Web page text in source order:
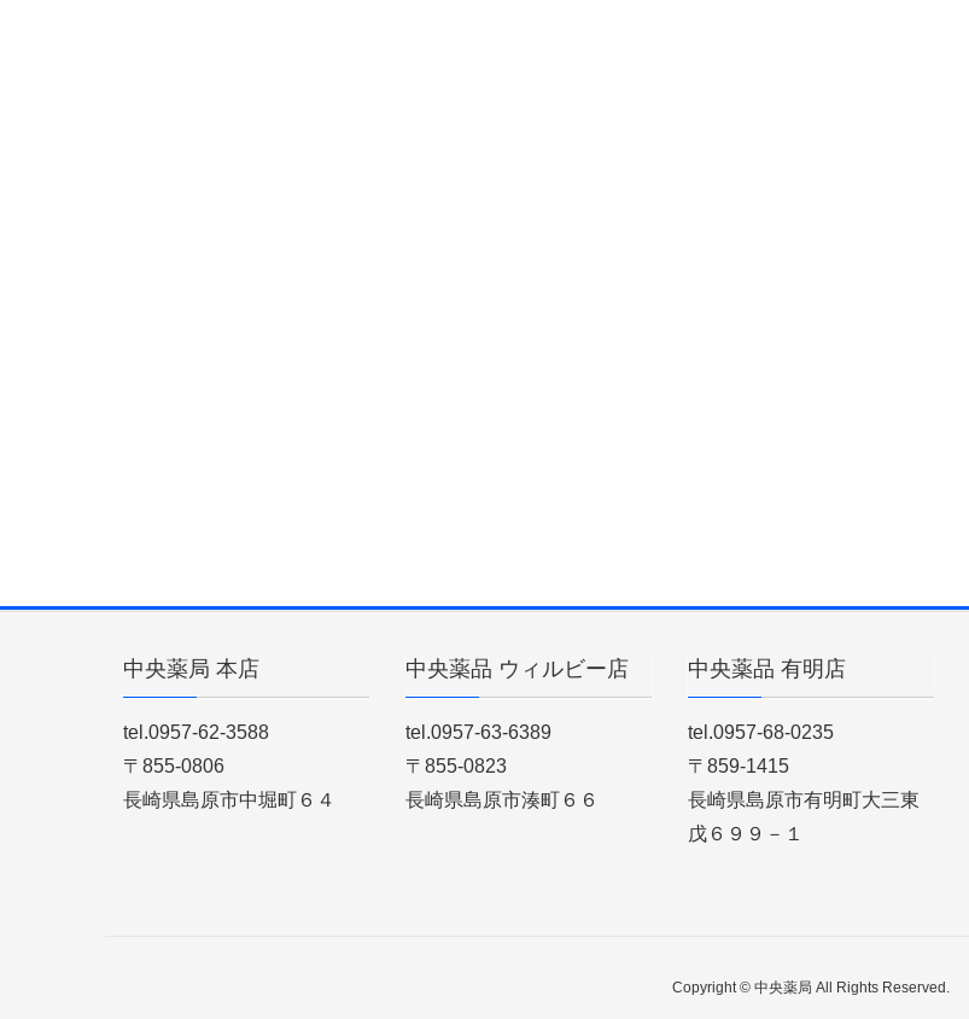
中央薬局 本店
tel.0957-62-3588
〒855-0806
長崎県島原市中堀町６４
中央薬品 ウィルビー店
tel.0957-63-6389
〒855-0823
長崎県島原市湊町６６
中央薬品 有明店
tel.0957-68-0235
〒859-1415
長崎県島原市有明町大三東
戊６９９－１
Copyright © 中央薬局 All Rights Reserved.